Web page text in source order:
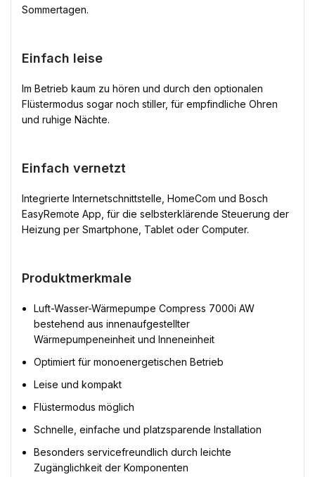
Sommertagen.
Einfach leise
Im Betrieb kaum zu hören und durch den optionalen
Flüstermodus sogar noch stiller, für empfindliche Ohren
und ruhige Nächte.
Einfach vernetzt
Integrierte Internetschnittstelle, HomeCom und Bosch
EasyRemote App, für die selbsterklärende Steuerung der
Heizung per Smartphone, Tablet oder Computer.
Produktmerkmale
Luft-Wasser-Wärmepumpe Compress 7000i AW
bestehend aus innenaufgestellter
Wärmepumpeneinheit und Inneneinheit
Optimiert für monoenergetischen Betrieb
Leise und kompakt
Flüstermodus möglich
Schnelle, einfache und platzsparende Installation
Besonders servicefreundlich durch leichte
Zugänglichkeit der Komponenten